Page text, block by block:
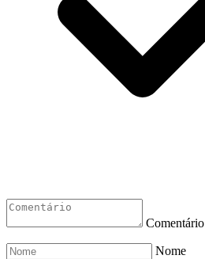
Comentário
Nome